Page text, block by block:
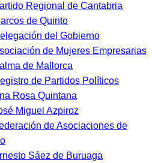
Regional de Cantabria
de Quinto
del Gobierno
de Mujeres Empresarias
de Mallorca
de Partidos Políticos
Rosa Quintana
Miguel Azpiroz
de Asociaciones de
Sáez de Buruaga